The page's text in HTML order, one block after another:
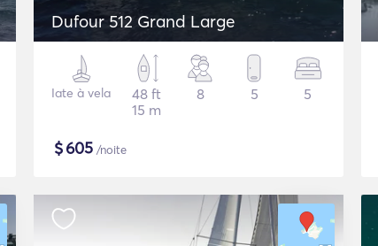
Dufour 512 Grand Large
Iate à vela
48 ft
15 m
8 5 5
$605 /noite